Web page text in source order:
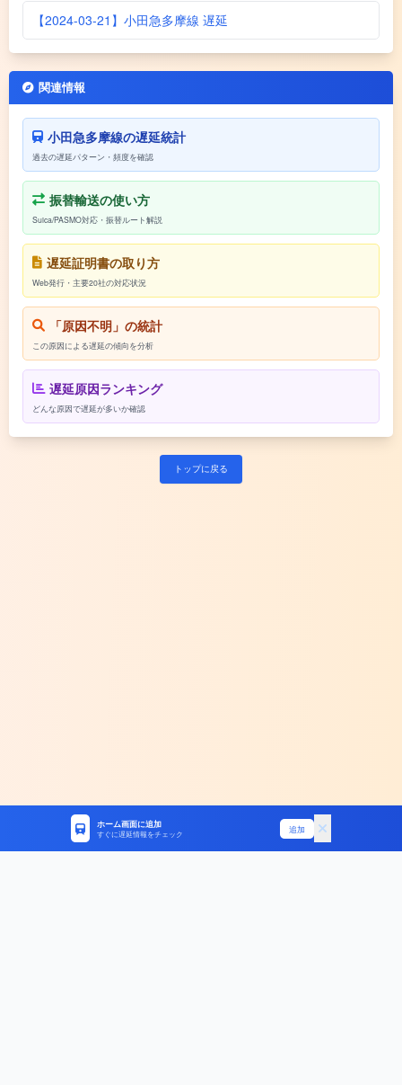
【2024-03-21】小田急多摩線 遅延
関連情報
小田急多摩線の遅延統計
過去の遅延パターン・頻度を確認
振替輸送の使い方
Suica/PASMO対応・振替ルート解説
遅延証明書の取り方
Web発行・主要20社の対応状況
「原因不明」の統計
この原因による遅延の傾向を分析
遅延原因ランキング
どんな原因で遅延が多いか確認
トップに戻る
ホーム画面に追加
すぐに遅延情報をチェック 追加